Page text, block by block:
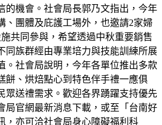
的機會。社會局長郭乃文指出，今年
、團體及庇護工場外，也邀請2家婦
共同參與，希望透過中秋重要銷售
同族群經由專業培力與技能訓練所展
。社會局說明，今年各單位推出多款
餅、烘焙點心到特色伴手禮一應俱
眾送禮需求。歡迎各界踴躍支持優先
局官網最新消息下載，或至「台南好
，亦可洽社會局身心障礙福利科